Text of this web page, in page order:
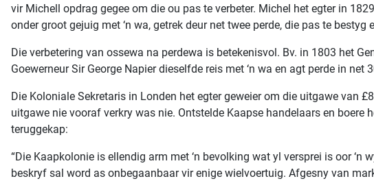
vir Michell opdrag gegee om die ou pas te verbeter. Michel het egter in
onder groot gejuig met ‘n wa, getrek deur net twee perde, die pas te
Die verbetering van ossewa na perdewa is betekenisvol. Bv. in 1803 het
Goewerneur Sir George Napier dieselfde reis met ‘n wa en agt perde in
Die Koloniale Sekretaris in Londen het egter geweier om die uitgawe van
uitgawe nie vooraf verkry was nie. Ontstelde Kaapse handelaars en boere
teruggekap:
“Die Kaapkolonie is ellendig arm met ‘n bevolking wat yl versprei is oor ‘n
beskryf sal word as onbegaanbaar vir enige wielvoertuig. Afgesny van